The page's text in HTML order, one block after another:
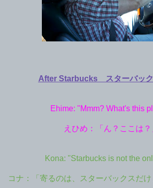
After Starbucks スターバック
Ehime: "Mmm? What's this
えひめ：「ん？ここは？
Kona: "Starbucks is not the
コナ：「寄るのは、スターバックスだけ